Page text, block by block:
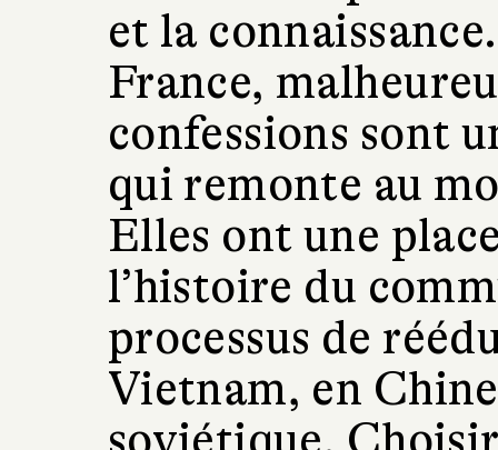
et la
France,
confessions sont
qui remonte au
Elles ont une
l’histoire du
processus de
Vietnam, en